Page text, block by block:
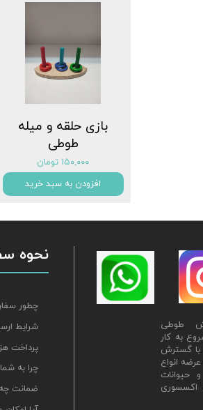
بازی حلقه و میله
طوطی
۱۵۰,۰۰۰ تومان
افزودن به سبد خرید
طوطی
مازن پاروت در سال 1394 شروع به کار
با گسترش
انواع
حیوانات
اکسسوری
نحوه
چطور
شرایط
پرداخت
چرا به
ضمانت